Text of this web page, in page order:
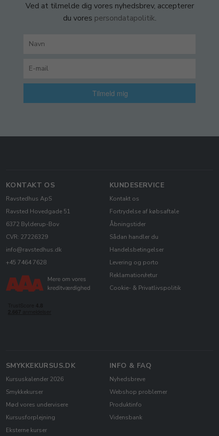
Ved at tilmelde dig vores nyhedsbrev, accepterer
du vores persondatapolitik.
Tilmeld mig
KONTAKT OS
Ravstedhus ApS
Ravsted Hovedgade 51
6372 Bylderup-Bov
CVR: 27226329
info@ravstedhus.dk
+45 7464 7628
KUNDESERVICE
Kontakt os
Fortrydelse af købsaftale
Åbningstider
Sådan handler du
Handelsbetingelser
Levering og porto
Reklamation/retur
Cookie- & Privatlivspolitik
SMYKKEKURSUS.DK
Kursuskalender 2026
Smykkekurser
Mød vores undervisere
Kursusforplejning
Eksterne kurser
INFO & FAQ
Nyhedsbreve
Webshop problemer
Produktinfo
Vidensbank